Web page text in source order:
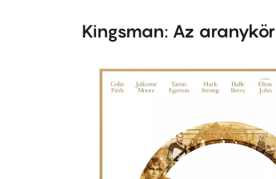
Kingsman: Az aranykör